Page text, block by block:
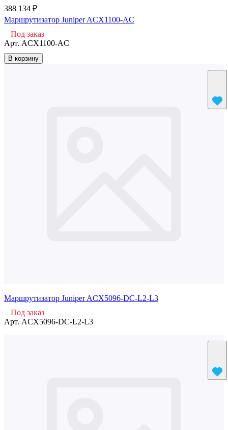
388 134 ₽
Маршрутизатор Juniper ACX1100-AC
Под заказ
Арт. ACX1100-AC
В корзину
Маршрутизатор Juniper ACX5096-DC-L2-L3
Под заказ
Арт. ACX5096-DC-L2-L3